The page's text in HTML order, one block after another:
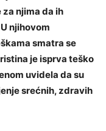
njima da ih
njihovom
smatra se
je isprva teško
uvidela da su
srećnih, zdravih